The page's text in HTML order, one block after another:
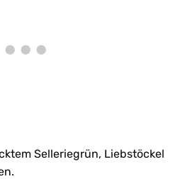
Selleriegrün, Liebstöckel